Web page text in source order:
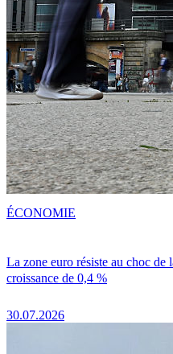
La zone euro résiste au choc de
croissance de 0,4 %
30.07.2026
ÉCONOMIE